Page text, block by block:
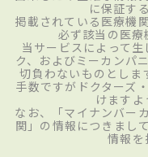
に保証す
掲載されている医療機
必ず該当の医療
当サービスによって
ク、およびミーカンパ
切負わないものとしま
手数ですがドクターズ
けますよ
なお、「マイナンバー
関」の情報につきまし
情報を